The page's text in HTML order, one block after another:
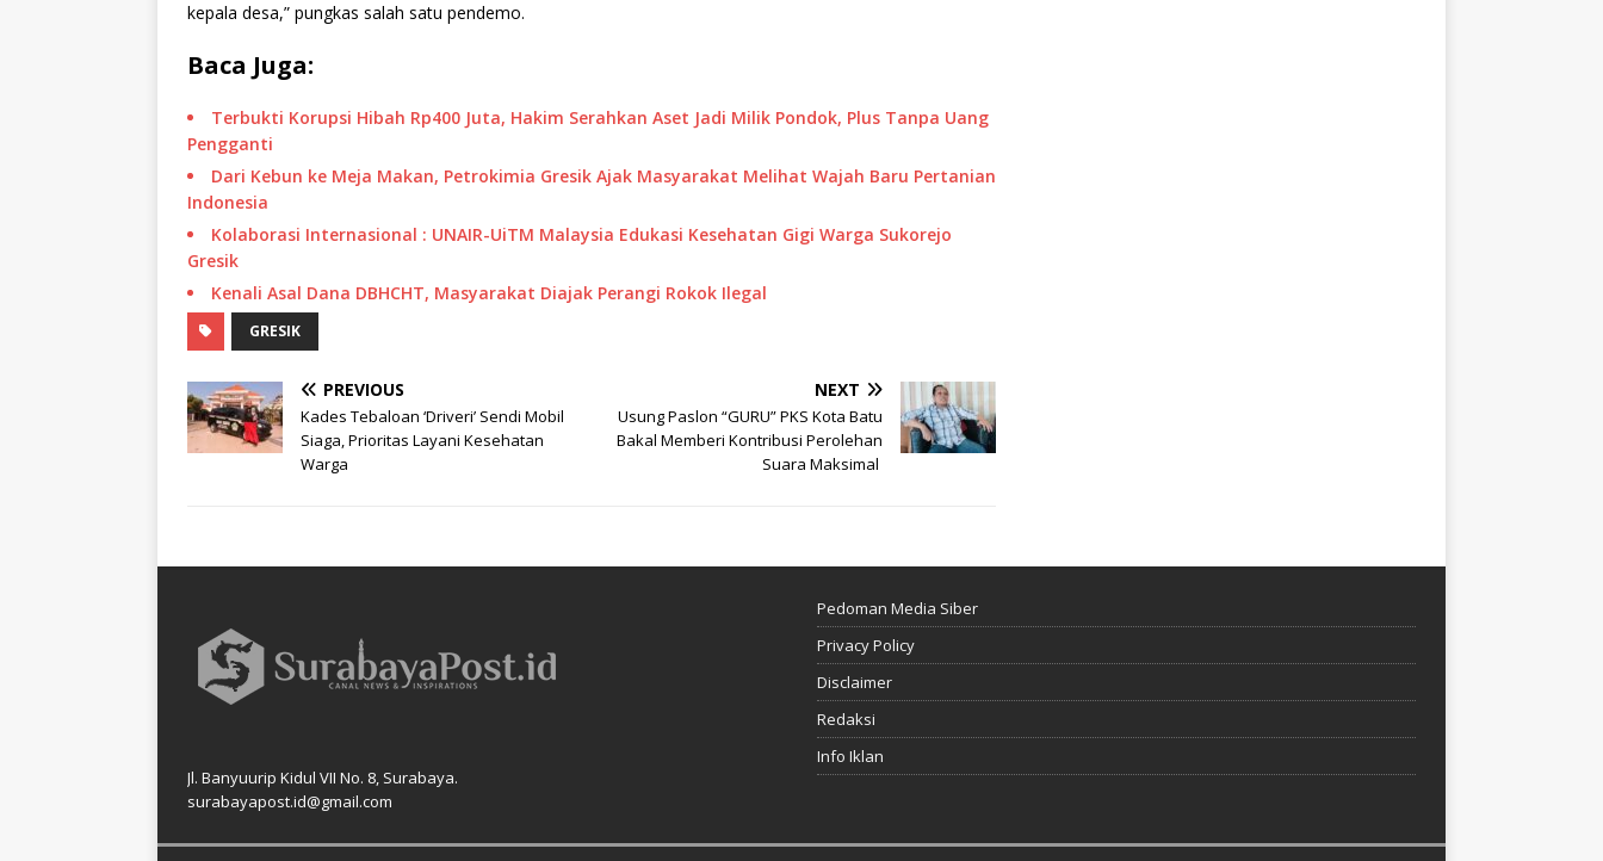
kepala desa,” pungkas salah satu pendemo.
Baca Juga:
Terbukti Korupsi Hibah Rp400 Juta, Hakim Serahkan Aset Jadi Milik Pondok, Plus Tanpa Uang
Pengganti
Dari Kebun ke Meja Makan, Petrokimia Gresik Ajak Masyarakat Melihat Wajah Baru Pertanian
Indonesia
Kolaborasi Internasional : UNAIR-UiTM Malaysia Edukasi Kesehatan Gigi Warga Sukorejo
Gresik
Kenali Asal Dana DBHCHT, Masyarakat Diajak Perangi Rokok Ilegal
GRESIK
PREVIOUS
Kades Tebaloan ‘Driveri’ Sendi Mobil
Siaga, Prioritas Layani Kesehatan
Warga
NEXT
Usung Paslon “GURU” PKS Kota Batu
Bakal Memberi Kontribusi Perolehan
Suara Maksimal
Jl. Banyuurip Kidul VII No. 8, Surabaya.
surabayapost.id@gmail.com
Pedoman Media Siber
Privacy Policy
Disclaimer
Redaksi
Info Iklan